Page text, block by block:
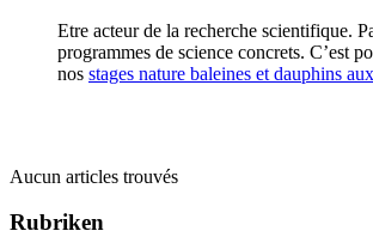
Etre acteur de la recherche scientifique.
programmes de science concrets. C’est
nos stages nature baleines et dauphins
Aucun articles trouvés
Rubriken